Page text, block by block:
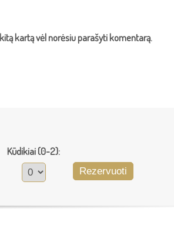
kartą vėl norėsiu parašyti komentarą.
Kūdikiai (0-2):
Rezervuoti